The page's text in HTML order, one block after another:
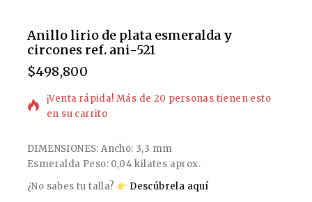
Anillo lirio de plata esmeralda y
circones ref. ani-521
$498,800
17 productos vendidos en las últimas 16 horas
¡Venta rápida! Más de 20 personas tienen esto
en su carrito
DIMENSIONES: Ancho: 3,3 mm
Esmeralda Peso: 0,04 kilates aprox.
¿No sabes tu talla?
Descúbrela aquí